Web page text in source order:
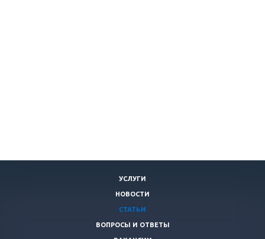
УСЛУГИ
НОВОСТИ
СТАТЬИ
ВОПРОСЫ И ОТВЕТЫ